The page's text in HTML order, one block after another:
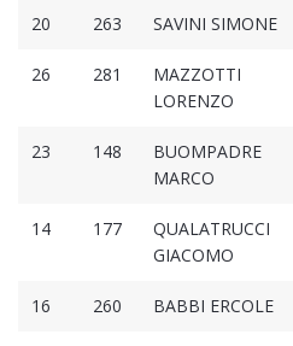
20 263 SAVINI SIMONE
26 281
MAZZOTTI
LORENZO
23 148
BUOMPADRE
MARCO
14 177
QUALATRUCCI
GIACOMO
16 260 BABBI ERCOLE